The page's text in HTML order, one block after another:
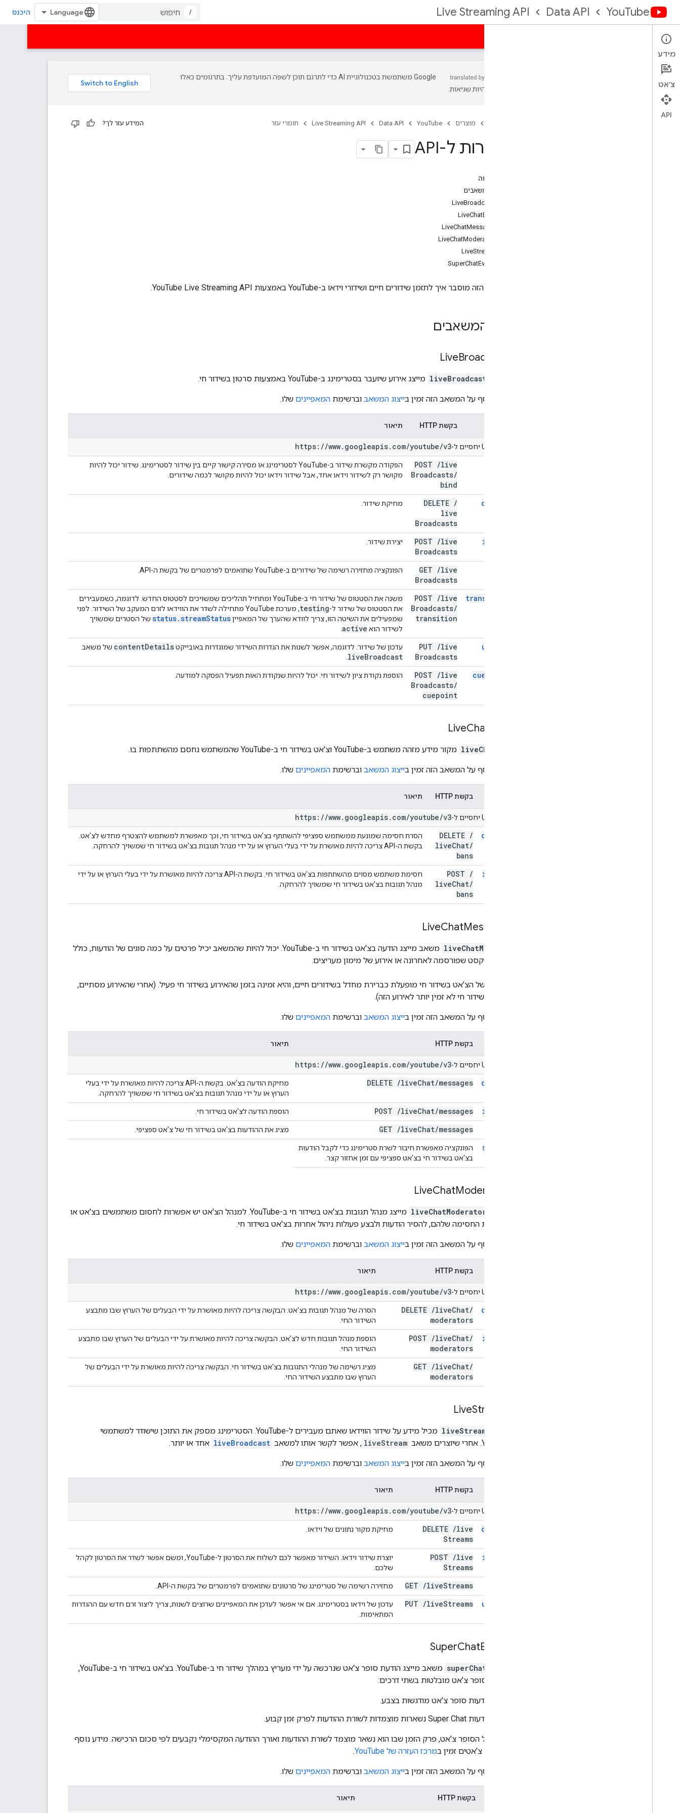
YouTube
Data API
Live Streaming API
/ היכנס
סיכום מקורות המידע
שידורים חיים
‫Google משתמשת בטכנולוגיית AI כדי לתרגם תוכן לשפה המועדפת עליך. בתרגומים כאלו
עשויות להיות שגיאות.
מוצרים YouTube
Data API
Live Streaming API חומרי עזר המידע עזר לך?
מקורות ל-API
בדף הזה
סוגי המשאבים
LiveBroadcasts
LiveChatBans
LiveChatMessages
LiveChatModerators
LiveStreams
SuperChatEvents
במסמך הזה מוסבר איך לתזמן שידורים חיים ושידורי וידאו ב-YouTube באמצעות YouTube Live Streaming API.
סוגי המשאבים
LiveBroadcasts
liveBroadcast מייצג אירוע שיועבר בסטרימינג ב-YouTube באמצעות סרטון בשידור חי.
מידע נוסף על המשאב הזה זמין בייצוג המשאב וברשימת המאפיינים שלו.
בקשת HTTP תיאור
https: //www. googleapis. com/youtube/v3
POST /live
Broadcasts/
bind
הפקודה מקשרת שידור ב-YouTube לסטרימינג או מסירה קישור קיים בין שידור לסטרימינג. שידור יכול להיות
מקושר רק לשידור וידאו אחד, אבל שידור וידאו יכול להיות מקושר לכמה שידורים.
delete
DELETE /
live
Broadcasts
מחיקת שידור.
insert
POST /live
Broadcasts
יצירת שידור.
GET /live
Broadcasts
הפונקציה מחזירה רשימה של שידורים ב-YouTube שתואמים לפרמטרים של בקשת ה-API.
transition
POST /live
Broadcasts/
transition
משנה את הסטטוס של שידור חי ב-YouTube ומתחיל תהליכים שמשויכים לסטטוס החדש. לדוגמה, כשמעבירים
את הסטטוס של שידור ל-testing
, מערכת YouTube מתחילה לשדר את הווידאו לזרם המעקב של השידור. לפני
שמפעילים את השיטה הזו, צריך לוודא שהערך של המאפיין
status.streamStatus
של הסטרים שמשויך
לשידור הוא active
update
PUT /live
Broadcasts
עדכון של שידור. לדוגמה, אפשר לשנות את הגדרות השידור שמוגדרות באובייקט contentDetails של משאב
liveBroadcast
cuepoint
POST /live
Broadcasts/
cuepoint
הוספת נקודת ציון לשידור חי. יכול להיות שנקודת האות תפעיל הפסקה למודעה.
LiveChat
liveChatBan מקור מידע מזהה משתמש ב-YouTube וצ'אט בשידור חי ב-YouTube שהמשתמש נחסם מהשתתפות בו.
מידע נוסף על המשאב הזה זמין בייצוג המשאב וברשימת המאפיינים שלו.
בקשת HTTP תיאור
https: //www. googleapis. com/youtube/v3
delete
DELETE /
liveChat/
bans
הסרת חסימה שמונעת ממשתמש ספציפי להשתתף בצ'אט בשידור חי, וכך מאפשרת למשתמש להצטרף מחדש לצ'אט.
בקשת ה-API צריכה להיות מאושרת על ידי בעלי הערוץ או על ידי מנהל תגובות בצ'אט בשידור חי שמשויך להרחקה.
insert
POST /
liveChat/
bans
חסימת משתמש מסוים מהשתתפות בצ'אט בשידור חי. בקשת ה-API צריכה להיות מאושרת על ידי בעלי הערוץ או על ידי
מנהל תגובות בצ'אט בשידור חי שמשויך להרחקה.
LiveChatMessages
liveChatMessage
משאב מייצג הודעה בצ'אט בשידור חי ב-YouTube. יכול להיות שהמשאב יכיל פרטים על כמה סוגים של הודעות, כולל
הודעת טקסט שפורסמה לאחרונה או אירוע של מימון מעריצים.
התכונה של הצ'אט בשידור חי מופעלת כברירת מחדל בשידורים חיים, והיא זמינה בזמן שהאירוע בשידור חי פעיל. (אחרי שהאירוע מסתיים,
הצ'אט בשידור חי לא זמין יותר לאירוע הזה).
מידע נוסף על המשאב הזה זמין בייצוג המשאב וברשימת המאפיינים שלו.
בקשת HTTP תיאור
https: //www. googleapis. com/youtube/v3
delete
DELETE /liveChat/messages
מחיקת הודעה בצ'אט. בקשת ה-API צריכה להיות מאושרת על ידי בעלי
הערוץ או על ידי מנהל תגובות בצ'אט בשידור חי שמשויך להרחקה.
insert
POST /liveChat/messages הוספת הודעה לצ'אט בשידור חי.
GET /liveChat/messages מציג את ההודעות בצ'אט בשידור חי של צ'אט ספציפי.
stream
הפונקציה מאפשרת חיבור לשרת סטרימינג כדי לקבל הודעות
בצ'אט בשידור חי בצ'אט ספציפי עם זמן אחזור קצר.
LiveChatModerators
liveChatModerator
מייצג מנהל תגובות בצ'אט בשידור חי ב-YouTube. למנהל הצ'אט יש אפשרות לחסום משתמשים בצ'אט או
לבטל את החסימה שלהם, להסיר הודעות ולבצע פעולות ניהול אחרות בצ'אט בשידור חי.
מידע נוסף על המשאב הזה זמין בייצוג המשאב וברשימת המאפיינים שלו.
בקשת HTTP תיאור
https: //www. googleapis. com/youtube/v3
delete
DELETE /liveChat/
moderators
הסרה של מנהל תגובות בצ'אט. הבקשה צריכה להיות מאושרת על ידי הבעלים של הערוץ שבו מתבצע
השידור החי.
insert
POST /liveChat/
moderators
הוספת מנהל תגובות חדש לצ'אט. הבקשה צריכה להיות מאושרת על ידי הבעלים של הערוץ שבו מתבצע
השידור החי.
GET /liveChat/
moderators
מציג רשימה של מנהלי התגובות בצ'אט בשידור חי. הבקשה צריכה להיות מאושרת על ידי הבעלים של
הערוץ שבו מתבצע השידור החי.
LiveStreams
liveStream
מכיל מידע על שידור הווידאו שאתם מעבירים ל-YouTube. הסטרימינג מספק את התוכן שישודר למשתמשי
YouTube. אחרי שיוצרים משאב
liveStream , אפשר לקשר אותו למשאב liveBroadcast אחד או יותר.
מידע נוסף על המשאב הזה זמין בייצוג המשאב וברשימת המאפיינים שלו.
בקשת HTTP תיאור
https: //www. googleapis. com/youtube/v3
delete
DELETE /live
Streams
מחיקת מקור נתונים של וידאו.
insert
POST /live
Streams
יוצרת שידור וידאו. השידור מאפשר לכם לשלוח את הסרטון ל-YouTube, ומשם אפשר לשדר את הסרטון לקהל
שלכם.
GET /liveStreams מחזירה רשימה של סטרימינג של סרטונים שתואמים לפרמטרים של בקשת ה-API.
update
PUT /liveStreams
עדכון של וידאו בסטרימינג. אם אי אפשר לעדכן את המאפיינים שרוצים לשנות, צריך ליצור זרם חדש עם ההגדרות
המתאימות.
SuperChatEvents
superChatEvent
משאב מייצג הודעת סופר צ'אט שנרכשה על ידי מעריץ במהלך שידור חי ב-YouTube. בצ'אט בשידור חי ב-YouTube,
הודעות סופר צ'אט מובלטות בשתי דרכים:
הודעות סופר צ'אט מודגשות בצבע.
הודעות Super Chat נשארות מוצמדות לשורת ההודעות לפרק זמן קבוע.
הצבע של הסופר צ'אט, פרק הזמן שבו הוא נשאר מוצמד לשורת ההודעות ואורך ההודעה המקסימלי נקבעים לפי סכום הרכישה. מידע נוסף
על סופר צ'אטים זמין במרכז העזרה של YouTube .
מידע נוסף על המשאב הזה זמין בייצוג המשאב וברשימת המאפיינים שלו.
בקשת HTTP תיאור
מידע
צ'אט
API